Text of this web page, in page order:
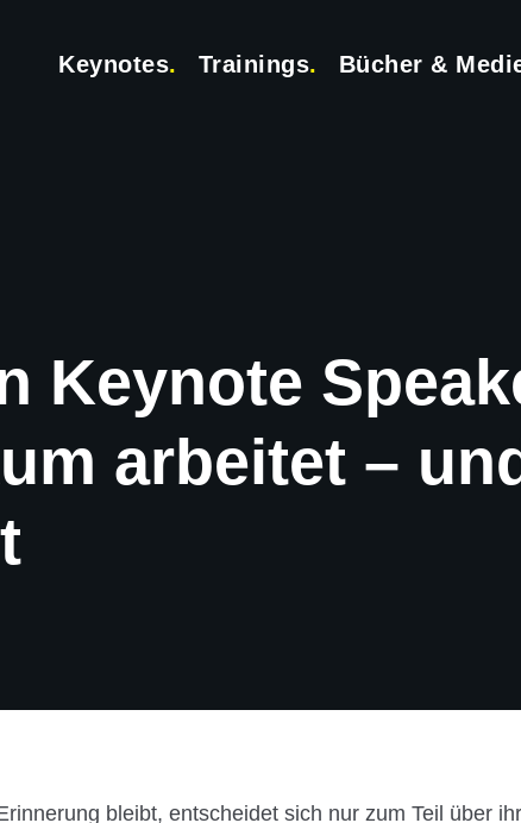
Keynotes. Trainings. Bücher &
Keynote
arbeitet –
bleibt, entscheidet sich nur zum Teil über